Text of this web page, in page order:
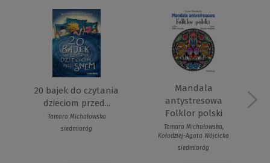
20 bajek do czytania
dzieciom przed...
Tamara Michałowska
siedmioróg
Mandala
antystresowa
Folklor polski
Tamara Michałowska,
Kołodziej-Agata Wójcicka
siedmioróg